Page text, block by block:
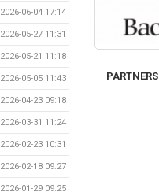
2026-06-04 17:14
2026-05-27 11:31
2026-05-21 11:18
2026-05-05 11:43
2026-04-23 09:18
2026-03-31 11:24
2026-02-23 10:31
2026-02-18 09:27
2026-01-29 09:25
PARTNERS